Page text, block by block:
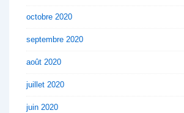
octobre 2020
septembre 2020
août 2020
juillet 2020
juin 2020